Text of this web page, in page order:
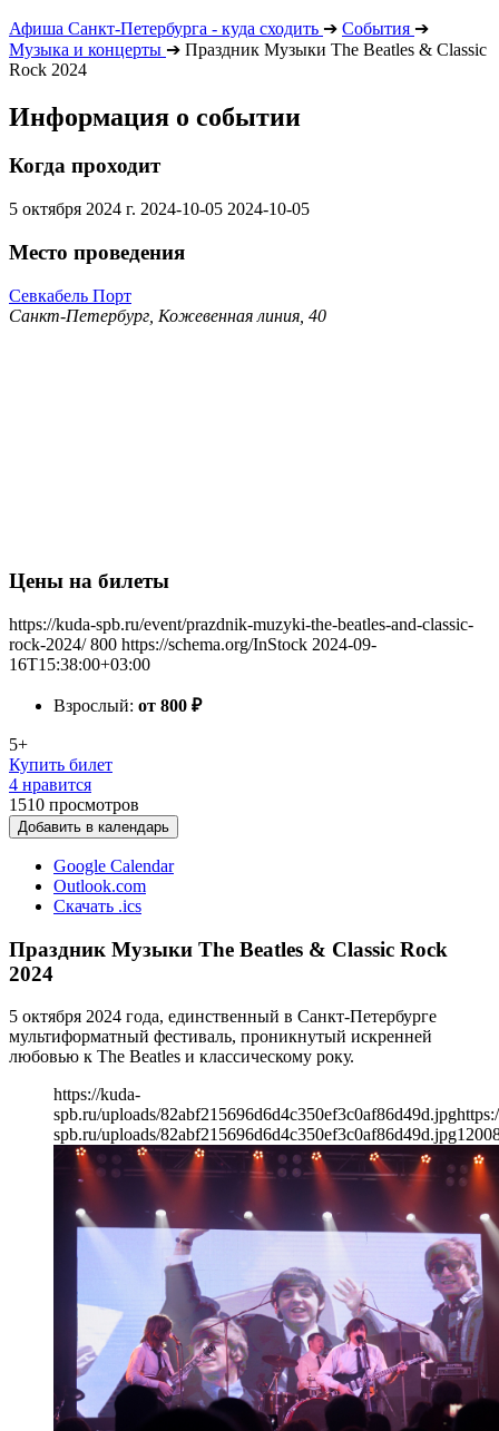
Афиша Санкт-Петербурга - куда сходить ➔ События ➔
Музыка и концерты ➔ Праздник Музыки The Beatles & Classic
Rock 2024
Информация о событии
Когда проходит
5 октября 2024 г. 2024-10-05 2024-10-05
Место проведения
Севкабель Порт
Санкт-Петербург, Кожевенная линия, 40
Цены на билеты
https://kuda-spb.ru/event/prazdnik-muzyki-the-beatles-and-classic-
rock-2024/ 800 https://schema.org/InStock 2024-09-
16T15:38:00+03:00
Взрослый: от 800 ₽
5+
Купить билет
4 нравится
1510 просмотров
Добавить в календарь
Google Calendar
Outlook.com
Скачать .ics
Праздник Музыки The Beatles & Classic Rock
2024
5 октября 2024 года, единственный в Санкт-Петербурге
мультиформатный фестиваль, проникнутый искренней
любовью к The Beatles и классическому року.
https://kuda-
spb.ru/uploads/82abf215696d6d4c350ef3c0af86d49d.jpg
spb.ru/uploads/82abf215696d6d4c350ef3c0af86d49d.jpg1200